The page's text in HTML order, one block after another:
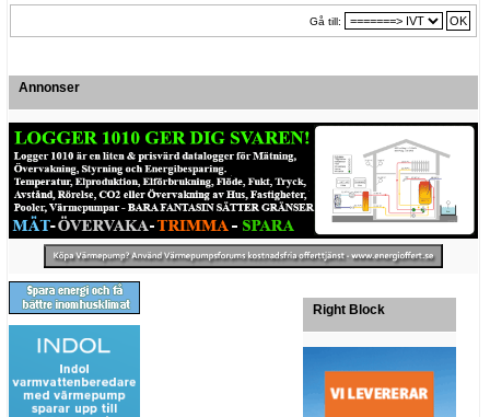
Gå till:
Annonser
Right Block